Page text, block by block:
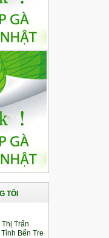
TÔI
Trấn
Bến Tre